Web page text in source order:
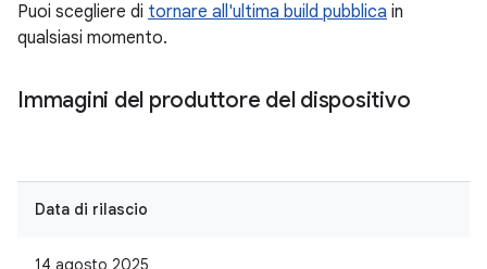
Puoi scegliere di tornare all'ultima build pubblica in
qualsiasi momento.
Immagini del produttore del dispositivo
Data di rilascio
14 agosto 2025